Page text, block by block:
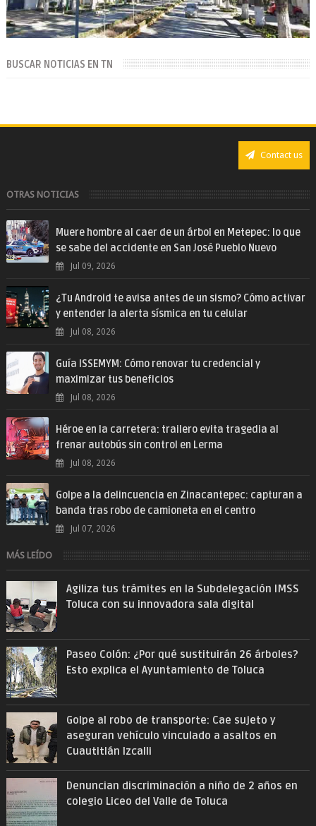
BUSCAR NOTICIAS EN TN
Contact us
OTRAS NOTICIAS
Muere hombre al caer de un árbol en Metepec: lo que
se sabe del accidente en San José Pueblo Nuevo
Jul 09, 2026
¿Tu Android te avisa antes de un sismo? Cómo activar
y entender la alerta sísmica en tu celular
Jul 08, 2026
Guía ISSEMYM: Cómo renovar tu credencial y
maximizar tus beneficios
Jul 08, 2026
Héroe en la carretera: trailero evita tragedia al
frenar autobús sin control en Lerma
Jul 08, 2026
Golpe a la delincuencia en Zinacantepec: capturan a
banda tras robo de camioneta en el centro
Jul 07, 2026
MÁS LEÍDO
Agiliza tus trámites en la Subdelegación IMSS
Toluca con su innovadora sala digital
Paseo Colón: ¿Por qué sustituirán 26 árboles?
Esto explica el Ayuntamiento de Toluca
Golpe al robo de transporte: Cae sujeto y
aseguran vehículo vinculado a asaltos en
Cuautitlán Izcalli
Denuncian discriminación a niño de 2 años en
colegio Liceo del Valle de Toluca